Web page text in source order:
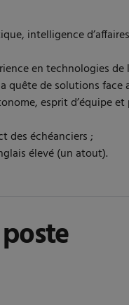
intelligence
en technologies
quête de solutions face
esprit d’équipe
des échéanciers ;
élevé (un atout).